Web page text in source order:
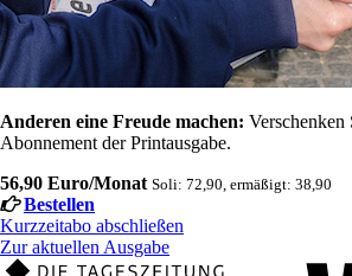
Anderen eine Freude machen: Verschenken
Abonnement der Printausgabe.
56,90 Euro/Monat Soli: 72,90, ermäßigt: 38,90
Bestellen
Kurzzeitabo abschließen
Zur aktuellen Ausgabe